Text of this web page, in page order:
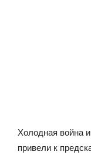
Холодная война
привели к